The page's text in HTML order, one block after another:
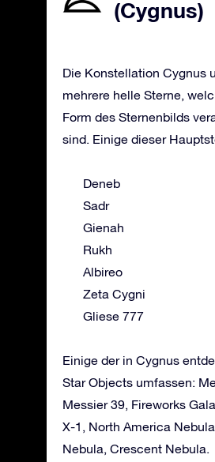
(Cygnus)
Die Konstellation Cygnus
mehrere helle Sterne,
Form des Sternenbilds
sind. Einige dieser
Deneb
Sadr
Gienah
Rukh
Albireo
Zeta Cygni
Gliese 777
Einige der in Cygnus
Star Objects umfassen:
Messier 39, Fireworks
X-1, North America
Nebula, Crescent Nebula.